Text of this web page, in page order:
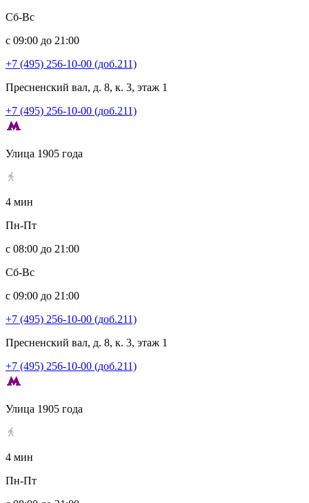
Сб-Вс
с 09:00 до 21:00
+7 (495) 256-10-00 (доб.211)
Пресненский вал, д. 8, к. 3, этаж 1
+7 (495) 256-10-00 (доб.211)
Улица 1905 года
4 мин
Пн-Пт
с 08:00 до 21:00
Сб-Вс
с 09:00 до 21:00
+7 (495) 256-10-00 (доб.211)
Пресненский вал, д. 8, к. 3, этаж 1
+7 (495) 256-10-00 (доб.211)
Улица 1905 года
4 мин
Пн-Пт